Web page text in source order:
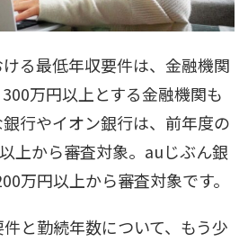
る最低年収要件は、金融機関
万円以上とする金融機関も
行やイオン銀行は、前年度の
上から審査対象。auじぶん銀
万円以上から審査対象です。
と勤続年数について、もう少